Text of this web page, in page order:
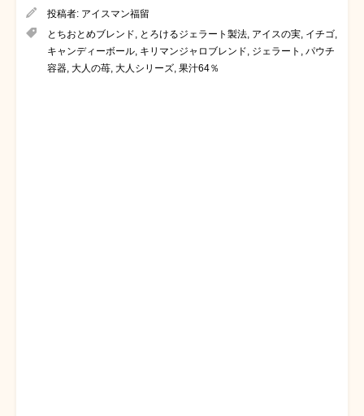
投稿者: アイスマン福留
とちおとめブレンド, とろけるジェラート製法, アイスの実, イチゴ,
キャンディーボール, キリマンジャロブレンド, ジェラート , パウチ
容器, 大人の苺, 大人シリーズ, 果汁64％